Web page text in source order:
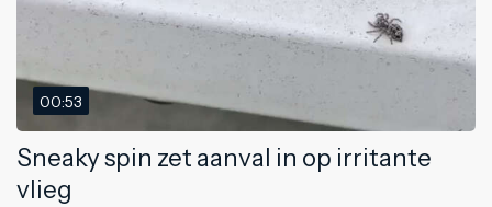
00:53
Sneaky spin zet aanval in op irritante
vlieg